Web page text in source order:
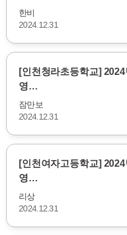
한비
2024.12.31
[인천청라초등학교]
영…
잠만보
2024.12.31
[인천여자고등학교]
영…
리상
2024.12.31